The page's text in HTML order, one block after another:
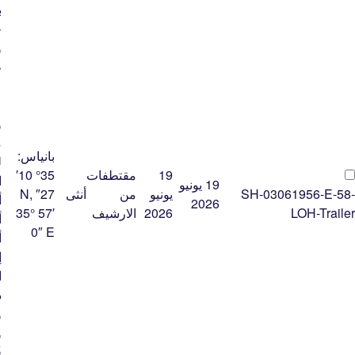
SH-03061956-E-58-
LOH-Trailer
19 يونيو
2026
19
يونيو
2026
مقتطفات
من
الارشيف
أنثى
بانياس:
35° 10′
27″ N,
35° 57′
0″ E